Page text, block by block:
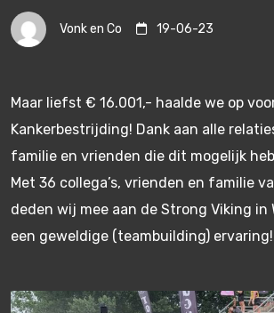
Vonk en Co 19-06-23
Maar liefst € 16.001,- haalde we op
Kankerbestrijding! Dank aan alle
familie en vrienden die dit mogelijk
Met 36 collega’s, vrienden en familie
deden wij mee aan de Strong Viking in
een geweldige (teambuilding) ervaring!